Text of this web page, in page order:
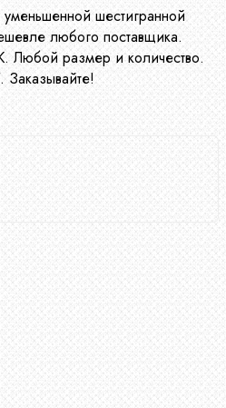
шестигранной
любого поставщика.
Любой размер и количество.